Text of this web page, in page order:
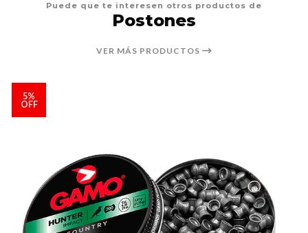
Puede que te interesen otros productos de
Postones
VER MÁS PRODUCTOS
5%
OFF